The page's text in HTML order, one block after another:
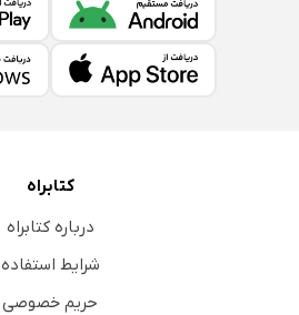
کتابراه
درباره کتابراه
شرایط استفاده
حریم خصوصی